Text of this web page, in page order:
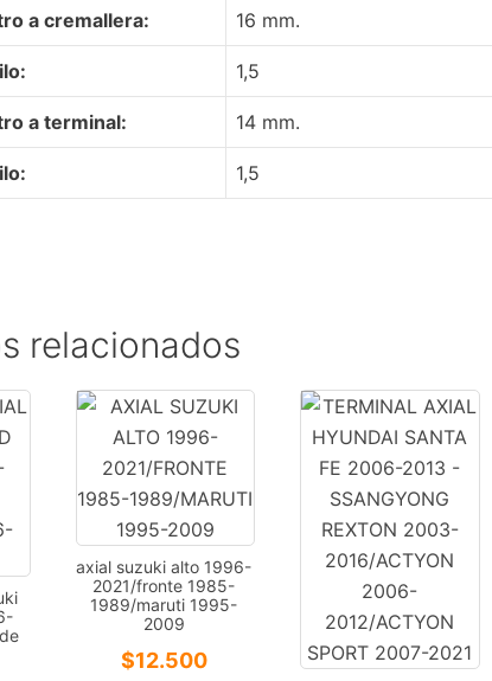
a cremallera: 16 mm.
1,5
a terminal: 14 mm.
1,5
relacionados
axial suzuki alto 1996-
2021/fronte 1985-
1989/maruti 1995-
2009
$12.500